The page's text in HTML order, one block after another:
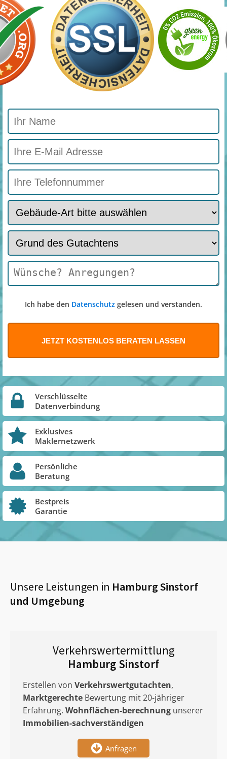
Ich habe den Datenschutz gelesen und verstanden.
Verschlüsselte
Datenverbindung
Exklusives
Maklernetzwerk
Persönliche
Beratung
Bestpreis
Garantie
Unsere Leistungen in Hamburg Sinstorf
und Umgebung
Verkehrswertermittlung
Hamburg Sinstorf
Erstellen von Verkehrswertgutachten,
Marktgerechte Bewertung mit 20-jähriger
Erfahrung. Wohnflächen-berechnung unserer
Immobilien-sachverständigen
Anfragen